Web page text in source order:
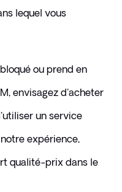
lequel vous
ou prend en
envisagez d'acheter
un service
expérience,
qualité-prix dans le